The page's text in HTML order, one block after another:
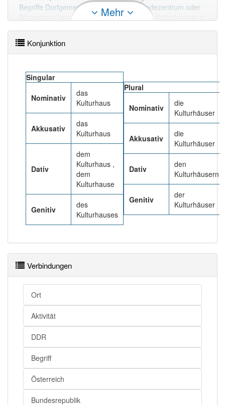
Begriffe Dorfgemeinschaftshaus, Gemeindezentrum oder
Bürgerhaus benutzt wurden. Vorläufer des Kulturhauses in
der Arbeiterbewegung entstandenen Volkshäuser.
Mehr lesen
Mehr
Konjunktion
Singular
Nominativ
das
Kulturhaus
Akkusativ
das
Kulturhaus
Dativ
dem
Kulturhaus ,
dem
Kulturhause
Genitiv
des
Kulturhauses
Plural
Nominativ
die
Kulturhäuser
Akkusativ
die
Kulturhäuser
Dativ
den
Kulturhäusern
Genitiv
der
Kulturhäuser
Verbindungen
Ort
Aktivität
DDR
Begriff
Österreich
Bundesrepublik